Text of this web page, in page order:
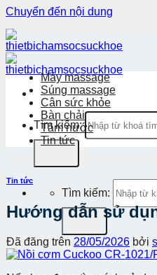
Chuyển đến nội dung
Tìm kiếm:
Tìm kiếm:
Máy massage
Súng massage
Cân sức khỏe
Bàn chải
Tăm nước
Tin tức
Tin tức
Hướng dẫn sử
Đã đăng trên 28/05/2026 bởi